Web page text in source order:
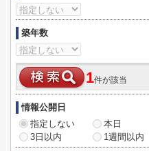
築年数
1件が該当
情報公開日
指定しない
本日
3日以内
1週間以内